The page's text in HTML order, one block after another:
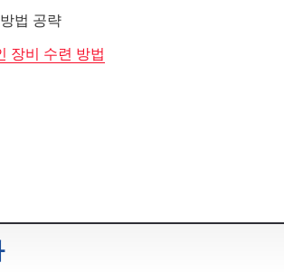
법 공략
장비 수련 방법